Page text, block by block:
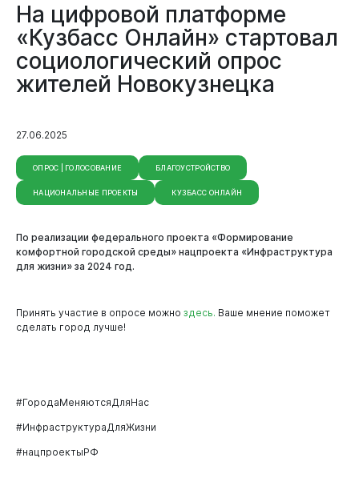
На цифровой платформе
«Кузбасс Онлайн» стартовал
социологический опрос
жителей Новокузнецка
27.06.2025
ОПРОС | ГОЛОСОВАНИЕ БЛАГОУСТРОЙСТВО
НАЦИОНАЛЬНЫЕ ПРОЕКТЫ КУЗБАСС ОНЛАЙН
По реализации федерального проекта «Формирование
комфортной городской среды» нацпроекта «Инфраструктура
для жизни» за 2024 год.
Принять участие в опросе можно здесь. Ваше мнение поможет
сделать город лучше!
#ГородаМеняютсяДляНас
#ИнфраструктураДляЖизни
#нацпроектыРФ